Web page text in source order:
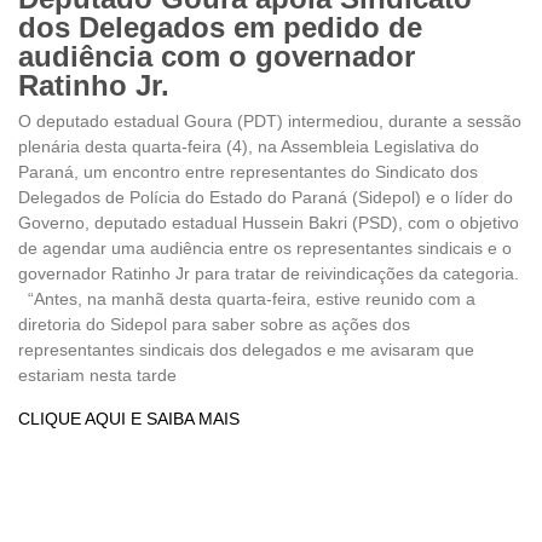
dos Delegados em pedido de
audiência com o governador
Ratinho Jr.
O deputado estadual Goura (PDT) intermediou, durante a sessão
plenária desta quarta-feira (4), na Assembleia Legislativa do
Paraná, um encontro entre representantes do Sindicato dos
Delegados de Polícia do Estado do Paraná (Sidepol) e o líder do
Governo, deputado estadual Hussein Bakri (PSD), com o objetivo
de agendar uma audiência entre os representantes sindicais e o
governador Ratinho Jr para tratar de reivindicações da categoria.
“Antes, na manhã desta quarta-feira, estive reunido com a
diretoria do Sidepol para saber sobre as ações dos
representantes sindicais dos delegados e me avisaram que
estariam nesta tarde
CLIQUE AQUI E SAIBA MAIS